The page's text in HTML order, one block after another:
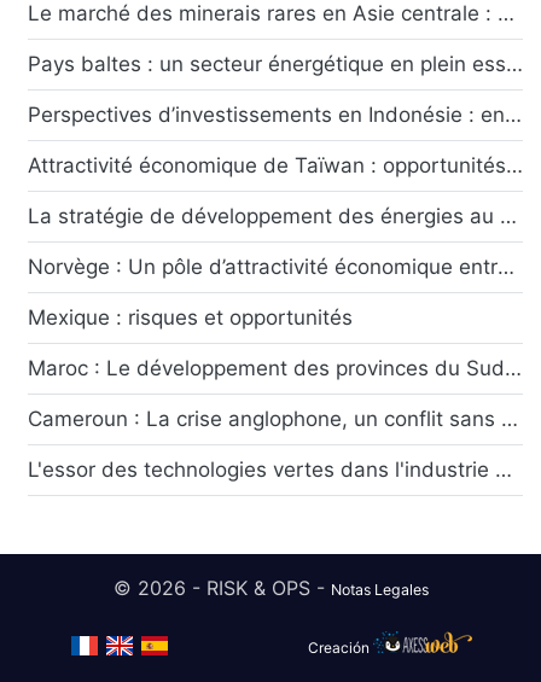
Le marché des minerais rares en Asie centrale : opportunités et défis pour les investisseurs
Pays baltes : un secteur énergétique en plein essor confronté à un climat de tensions caractérisées
Perspectives d’investissements en Indonésie : entre attractivité économique et défis sécuritaires
Attractivité économique de Taïwan : opportunités et risques ?
La stratégie de développement des énergies au Chili : risques et opportunités
Norvège : Un pôle d’attractivité économique entre rente pétrolière et transition écologique
Mexique : risques et opportunités
Maroc : Le développement des provinces du Sud symbole du dynamisme économique marocain
Cameroun : La crise anglophone, un conflit sans fin ?
L'essor des technologies vertes dans l'industrie automobile française
© 2026 - RISK & OPS - Notas Legales
Creación